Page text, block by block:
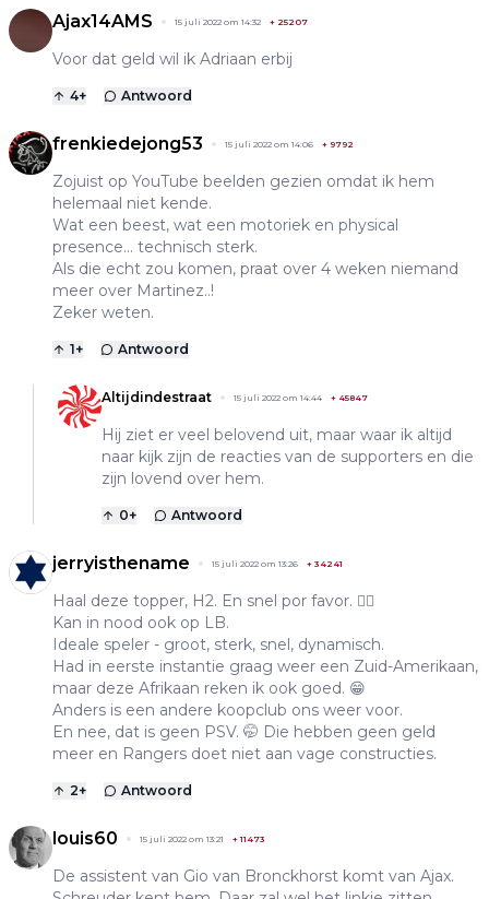
Ajax14AMS 15 juli 2022 om 14:32 + 25207
Voor dat geld wil ik Adriaan erbij
4+ Antwoord
frenkiedejong53 15 juli 2022 om 14:06 + 9792
Zojuist op YouTube beelden gezien omdat ik hem
helemaal niet kende.
Wat een beest, wat een motoriek en physical
presence... technisch sterk.
Als die echt zou komen, praat over 4 weken niemand
meer over Martinez..!
Zeker weten.
1+ Antwoord
Altijdindestraat 15 juli 2022 om 14:44 + 45847
Hij ziet er veel belovend uit, maar waar ik altijd
naar kijk zijn de reacties van de supporters en die
zijn lovend over hem.
0+ Antwoord
jerryisthename 15 juli 2022 om 13:26 + 34241
Haal deze topper, H2. En snel por favor. 👍🏼
Kan in nood ook op LB.
Ideale speler - groot, sterk, snel, dynamisch.
Had in eerste instantie graag weer een Zuid-Amerikaan,
maar deze Afrikaan reken ik ook goed. 😁
Anders is een andere koopclub ons weer voor.
En nee, dat is geen PSV. 🤭 Die hebben geen geld
meer en Rangers doet niet aan vage constructies.
2+ Antwoord
louis60 15 juli 2022 om 13:21 +11473
De assistent van Gio van Bronckhorst komt van Ajax.